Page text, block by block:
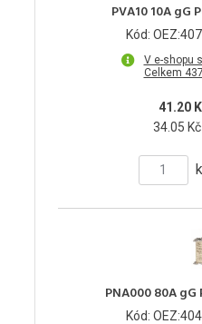
PVA10 10A gG
Kód:
V e-shopu
Celkem
41.20
34.05
PNA000 80A
Kód: